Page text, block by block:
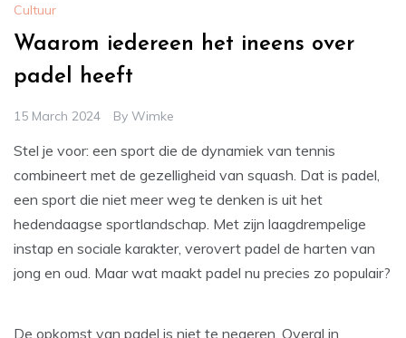
Cultuur
Waarom iedereen het ineens over
padel heeft
15 March 2024 By Wimke
Stel je voor: een sport die de dynamiek van tennis
combineert met de gezelligheid van squash. Dat is padel,
een sport die niet meer weg te denken is uit het
hedendaagse sportlandschap. Met zijn laagdrempelige
instap en sociale karakter, verovert padel de harten van
jong en oud. Maar wat maakt padel nu precies zo populair?
De opkomst van padel is niet te negeren. Overal in